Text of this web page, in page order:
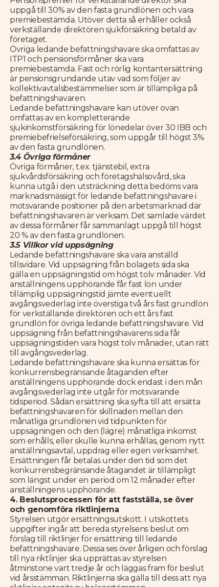
uppgå till 30% av den fasta grundlönen och vara
premiebestämda. Utöver detta så erhåller också
verkställande direktören sjukförsäkring betald av
företaget.
Övriga ledande befattningshavare ska omfattas av
ITP1 och pensionsförmåner ska vara
premiebestämda. Fast och rörlig kontantersättning
är pensionsgrundande utav vad som följer av
kollektivavtalsbestämmelser som är tillämpliga på
befattningshavaren.
Ledande befattningshavare kan utöver ovan
omfattas av en kompletterande
sjukinkomstförsäkring för lönedelar över 30 IBB och
premiebefrielseförsäkring, som uppgår till högst 3%
av den fasta grundlönen.
3.4 Övriga förmåner
Övriga förmåner, t.ex. tjänstebil, extra
sjukvårdsförsäkring och företagshälsovård, ska
kunna utgå i den utsträckning detta bedöms vara
marknadsmässigt för ledande befattningshavare i
motsvarande positioner på den arbetsmarknad där
befattningshavaren är verksam. Det samlade värdet
av dessa förmåner får sammanlagt uppgå till högst
20 % av den fasta grundlönen.
3.5 Villkor vid uppsägning
Ledande befattningshavare ska vara anställd
tillsvidare. Vid uppsägning från bolagets sida ska
gälla en uppsägningstid om högst tolv månader. Vid
anställningens upphörande får fast lön under
tillämplig uppsägningstid jämte eventuellt
avgångsvederlag inte överstiga två års fast grundlön
för verkställande direktören och ett års fast
grundlön för övriga ledande befattningshavare. Vid
uppsägning från befattningshavarens sida får
uppsägningstiden vara högst tolv månader, utan rätt
till avgångsvederlag.
Ledande befattningshavare ska kunna ersättas för
konkurrensbegränsande åtaganden efter
anställningens upphörande dock endast i den mån
avgångsvederlag inte utgår för motsvarande
tidsperiod. Sådan ersättning ska syfta till att ersätta
befattningshavaren för skillnaden mellan den
månatliga grundlönen vid tidpunkten för
uppsägningen och den (lägre) månatliga inkomst
som erhålls, eller skulle kunna erhållas, genom nytt
anställningsavtal, uppdrag eller egen verksamhet.
Ersättningen får betalas under den tid som det
konkurrensbegränsande åtagandet är tillämpligt
som längst under en period om 12 månader efter
anställningens upphörande.
4. Beslutsprocessen för att fastställa, se över
och genomföra riktlinjerna
Styrelsen utgör ersättningsutskott. I utskottets
uppgifter ingår att bereda styrelsens beslut om
förslag till riktlinjer för ersättning till ledande
befattningshavare. Dessa ses över årligen och förslag
till nya riktlinjer ska upprättas av styrelsen
åtminstone vart tredje år och läggas fram för beslut
vid årsstämman. Riktlinjerna ska gälla till dess att nya